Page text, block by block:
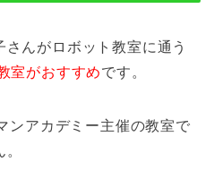
んがロボット教室に通う
室がおすすめです。
ンアカデミー主催の教室で